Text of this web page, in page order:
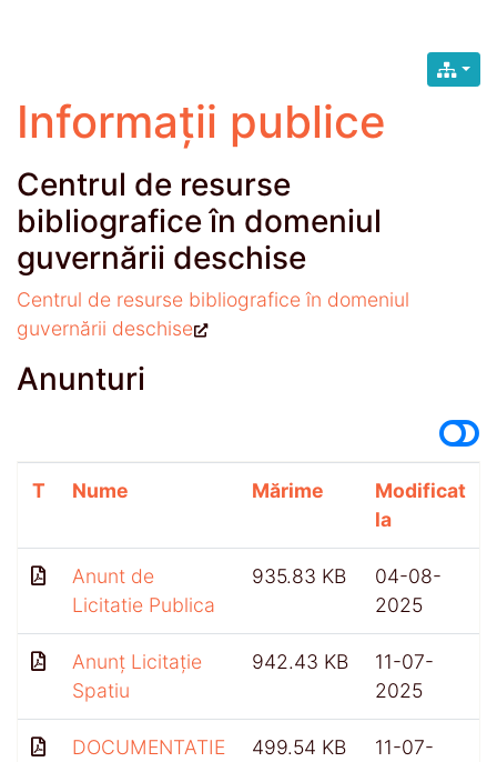
Informații publice
Centrul de resurse
bibliografice în domeniul
guvernării deschise
Centrul de resurse bibliografice în domeniul
guvernării deschise
Anunturi
T Nume Mărime
Modificat
la
Anunt de
Licitatie Publica
935.83 KB
04-08-
2025
Anunț Licitație
Spatiu
942.43 KB
11-07-
2025
DOCUMENTATIE
499.54 KB
11-07-